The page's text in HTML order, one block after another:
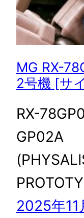
MG RX-
2号機 [サ
RX-
GP02A
2025年11